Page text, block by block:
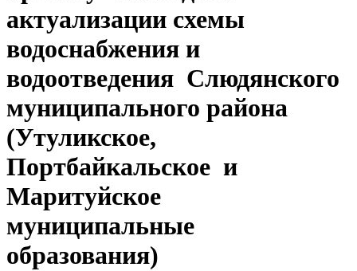
актуализации схемы
водоснабжения и
водоотведения Слюдянского
муниципального района
(Утуликское,
Портбайкальское и
Маритуйское
муниципальные
образования)